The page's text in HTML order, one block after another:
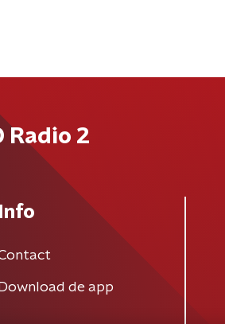
Radio 2
Info
Download de app